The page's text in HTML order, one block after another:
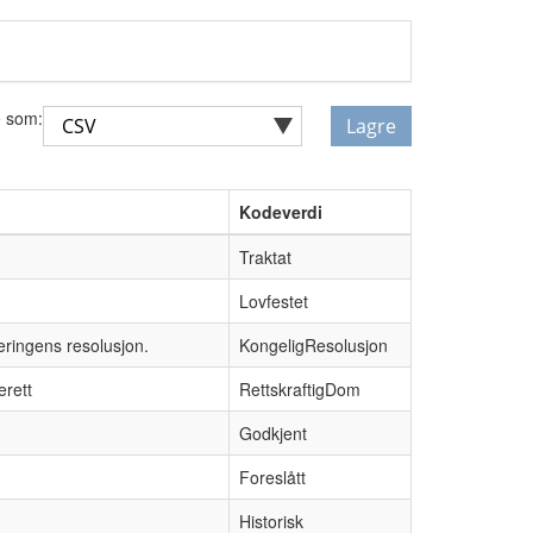
som: Lagre
Kodeverdi
Traktat
Lovfestet
resolusjon.
KongeligResolusjon
RettskraftigDom
Godkjent
Foreslått
Historisk